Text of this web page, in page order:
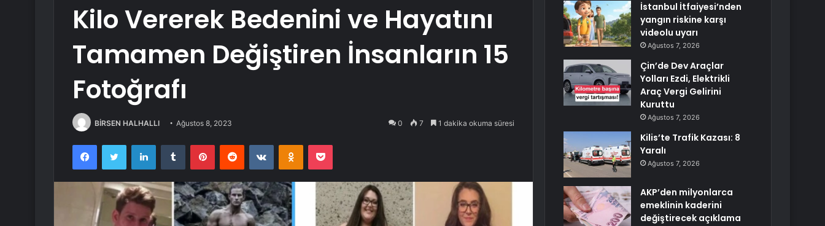
Kilo Vererek Bedenini ve Hayatını
Tamamen Değiştiren İnsanların 15
Fotoğrafı
BİRSEN HALHALLI Ağustos 8, 2023 0 7 1 dakika okuma süresi
FacebookTwitter LinkedInTumblr PinterestReddit VKontakteOdnoklassniki
Pocket
İstanbul İtfaiyesi’nden
yangın riskine karşı
videolu uyarı
Ağustos 7, 2026
Çin’de Dev Araçlar
Yolları Ezdi, Elektrikli
Araç Vergi Gelirini
Kuruttu
Ağustos 7, 2026
Kilis’te Trafik Kazası: 8
Yaralı
Ağustos 7, 2026
AKP’den milyonlarca
emeklinin kaderini
değiştirecek açıklama